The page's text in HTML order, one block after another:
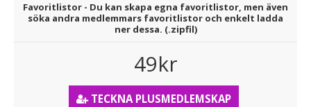
Favoritlistor - Du kan skapa egna favoritlistor, men även
söka andra medlemmars favoritlistor och enkelt ladda
ner dessa. (.zipfil)
49kr
TECKNA PLUSMEDLEMSKAP